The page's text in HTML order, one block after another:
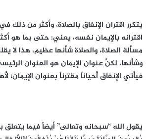
يتكرر اقتران الإنفاق بالصلاة، وأكثر من ذلك
اقترانه بالإيمان نفسه، يعني: حتى بما هو
مسألة الصلاة، والصلاة شأنها عظيم، هذا لا
وشأنها، لكنَّ عنوان الإيمان هو العنوان
فيأتي الإنفاق أحياناً مقترناً بعنوان الإيمان؛
يقول الله “سبحانه وتعالى” أيضاً فيما يتعلق